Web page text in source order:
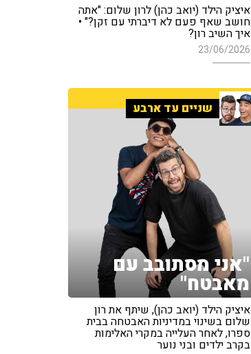
איציק הילד (יואב כהן) לרון שלום: "אתה
חושב שאף פעם לא דיברתי עם זקן?" •
איך השיב רון?
23/06/2026
שניים עד ארבע
"אני מסתובב עם
מאבטח"
איציק הילד (יואב כהן), שיתף את רון
שלום בשינוי במדיניות האבטחה בבית
ספרו, לאחר העלייה במקרי האלימות
בקרב ילדים ובני נוער